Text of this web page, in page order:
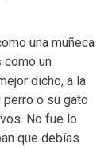
una muñeca
como un
dicho, a la
o su gato
No fue lo
que debías